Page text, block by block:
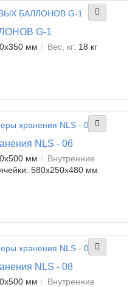
G-1
мм Вес, кг: 18 кг
NLS - 06
мм
Внутренние
580x250x480 мм
NLS - 08
мм
Внутренние